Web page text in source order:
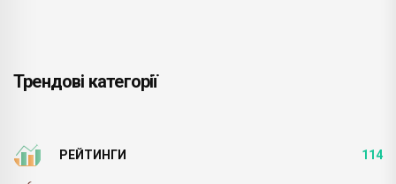
Трендові категорії
РЕЙТИНГИ 114